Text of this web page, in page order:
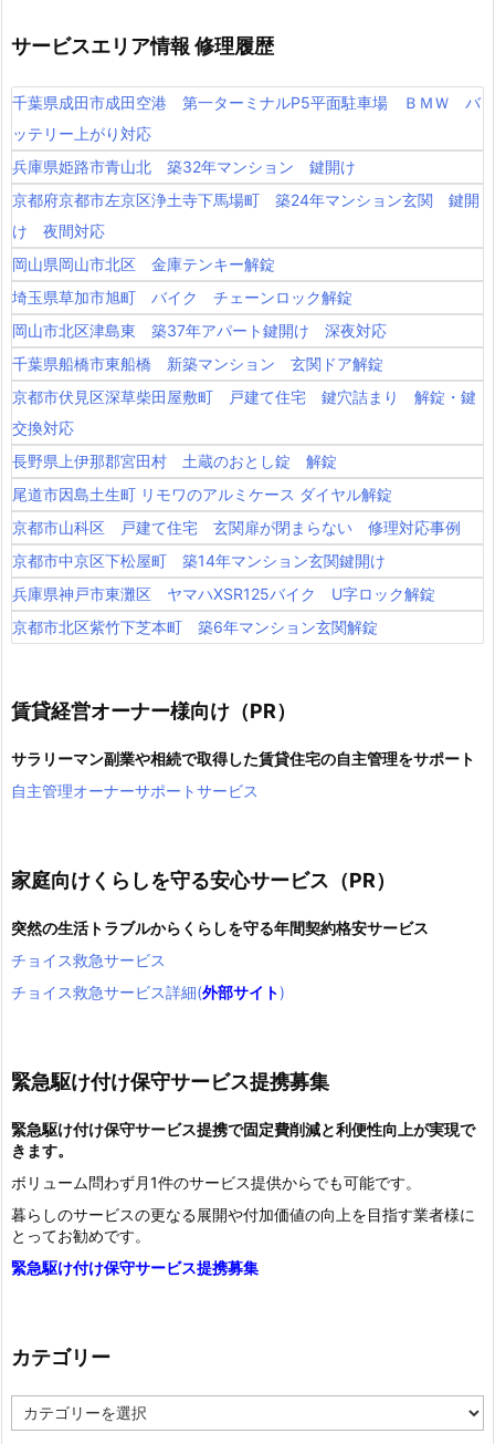
サービスエリア情報 修理履歴
千葉県成田市成田空港 第一ターミナルP5平面駐車場 ＢＭＷ バ
ッテリー上がり対応
兵庫県姫路市青山北 築32年マンション 鍵開け
京都府京都市左京区浄土寺下馬場町 築24年マンション玄関 鍵開
け 夜間対応
岡山県岡山市北区 金庫テンキー解錠
埼玉県草加市旭町 バイク チェーンロック解錠
岡山市北区津島東 築37年アパート鍵開け 深夜対応
千葉県船橋市東船橋 新築マンション 玄関ドア解錠
京都市伏見区深草柴田屋敷町 戸建て住宅 鍵穴詰まり 解錠・鍵
交換対応
長野県上伊那郡宮田村 土蔵のおとし錠 解錠
尾道市因島土生町 リモワのアルミケース ダイヤル解錠
京都市山科区 戸建て住宅 玄関扉が閉まらない 修理対応事例
京都市中京区下松屋町 築14年マンション玄関鍵開け
兵庫県神戸市東灘区 ヤマハXSR125バイク U字ロック解錠
京都市北区紫竹下芝本町 築6年マンション玄関解錠
賃貸経営オーナー様向け（PR）
サラリーマン副業や相続で取得した賃貸住宅の自主管理をサポート
自主管理オーナーサポートサービス
家庭向けくらしを守る安心サービス（PR）
突然の生活トラブルからくらしを守る年間契約格安サービス
チョイス救急サービス
チョイス救急サービス詳細(外部サイト)
緊急駆け付け保守サービス提携募集
緊急駆け付け保守サービス提携で固定費削減と利便性向上が実現で
きます。
ボリューム問わず月1件のサービス提供からでも可能です。
暮らしのサービスの更なる展開や付加価値の向上を目指す業者様に
とってお勧めです。
緊急駆け付け保守サービス提携募集
カテゴリー
テ